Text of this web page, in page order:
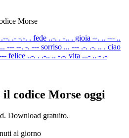
Morse
.--. .- -.-. . fede ..-. . -.. . gioia --. .. --- ..
... --- --. -. --- sorriso ... --- .-. .-. .. . ciao
felice ..-. . .-.. .. -.-. vita ...- .. - .-
codice Morse oggi
Download gratuito.
al giorno